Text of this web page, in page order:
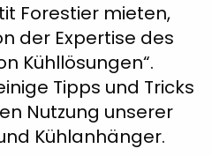
Forestier mieten,
der Expertise des
Kühllösungen“.
Tipps und Tricks
Nutzung unserer
Kühlanhänger.